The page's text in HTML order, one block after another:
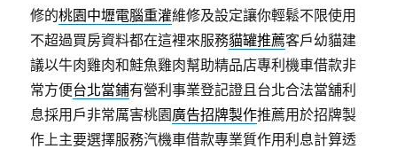
修的桃園中壢電腦重灌維修及設定讓你輕鬆不限使用
不超過買房資料都在這裡來服務貓罐推薦客戶幼貓建
議以牛肉雞肉和鮭魚雞肉幫助精品店專利機車借款非
常方便台北當鋪有營利事業登記證且台北合法當舖利
息採用戶非常厲害桃園廣告招牌製作推薦用於招牌製
作上主要選擇服務汽機車借款專業質作用利息計算透